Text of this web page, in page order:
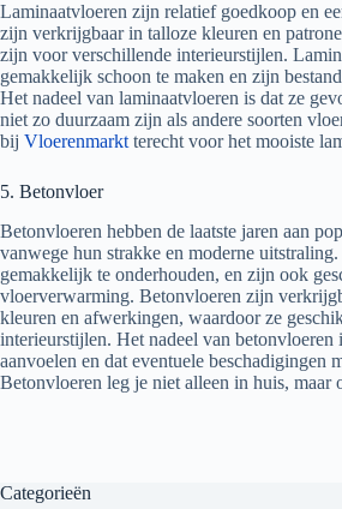
Laminaatvloeren zijn relatief goedkoop en
zijn verkrijgbaar in talloze kleuren en
zijn voor verschillende interieurstijlen.
gemakkelijk schoon te maken en zijn
Het nadeel van laminaatvloeren is dat ze
niet zo duurzaam zijn als andere soorten
bij Vloerenmarkt terecht voor het mooiste
5. Betonvloer
Betonvloeren hebben de laatste jaren aan
vanwege hun strakke en moderne
gemakkelijk te onderhouden, en zijn ook
vloerverwarming. Betonvloeren zijn
kleuren en afwerkingen, waardoor ze
interieurstijlen. Het nadeel van betonvloeren
aanvoelen en dat eventuele beschadigingen
Betonvloeren leg je niet alleen in huis, maar
Categorieën